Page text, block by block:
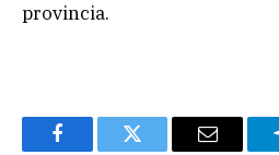
provincia.
FacebookTwitter Email